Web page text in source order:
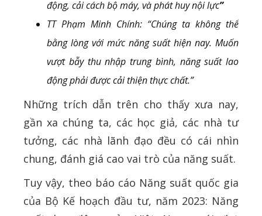
động, cải cách bộ máy, và phát huy nội lực”
TT Phạm Minh Chính: “Chúng ta không thể
bằng lòng với mức năng suất hiện nay. Muốn
vượt bẫy thu nhập trung bình, năng suất lao
động phải được cải thiện thực chất.”
Những trích dẫn trên cho thấy xưa nay,
gần xa chúng ta, các học giả, các nhà tư
tưởng, các nhà lãnh đạo đều có cái nhìn
chung, đánh giá cao vai trò của năng suất.
Tuy vậy, theo báo cáo Năng suất quốc gia
của Bộ Kế hoạch đầu tư, năm 2023: Năng